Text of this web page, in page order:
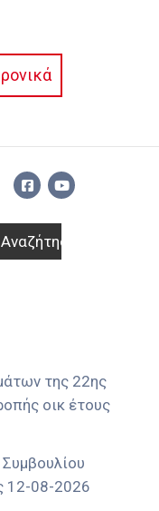
της 22ης
οικ έτους
12-08-2026